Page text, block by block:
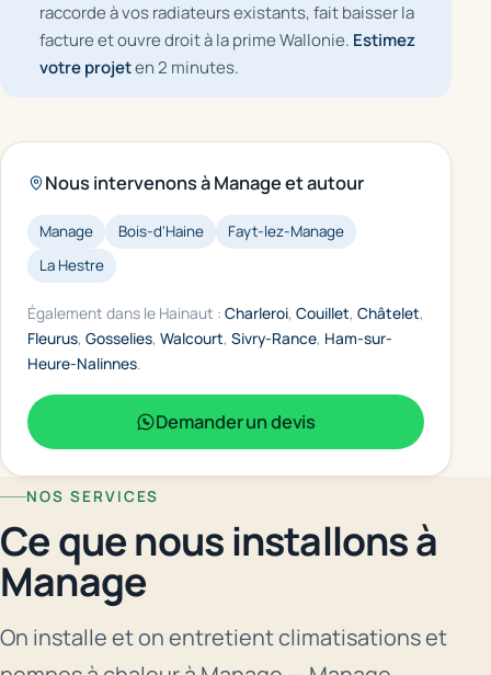
raccorde à vos radiateurs existants, fait baisser la
facture et ouvre droit à la prime Wallonie. Estimez
votre projeten 2 minutes.
Nous intervenons à Manage et autour
Manage Bois-d'Haine
Fayt-lez-Manage
La Hestre
Également dans le Hainaut : Charleroi, Couillet, Châtelet,
Fleurus, Gosselies, Walcourt, Sivry-Rance, Ham-sur-
Heure-Nalinnes
Demander un devis
NOS SERVICES
Ce que nous installons à
Manage
On installe et on entretient climatisations et